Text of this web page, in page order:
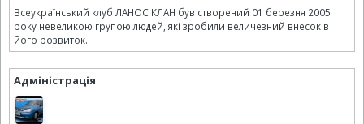
Всеукраїнський клуб ЛАНОС КЛАН був створений 01 березня 2005
року невеликою групою людей, які зробили величезний внесок в
його розвиток.
Адміністрація